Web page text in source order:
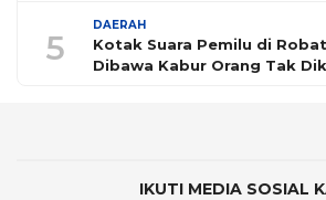
5
DAERAH
Kotak Suara Pemilu di
Dibawa Kabur Orang Tak
IKUTI MEDIA SOSIAL